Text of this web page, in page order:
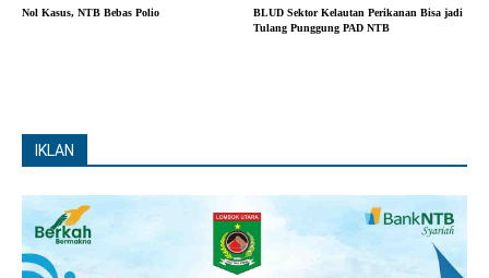
Nol Kasus, NTB Bebas Polio
BLUD Sektor Kelautan Perikanan Bisa jadi
Tulang Punggung PAD NTB
IKLAN